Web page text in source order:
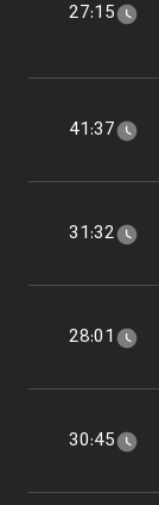
27:15
41:37
31:32
28:01
30:45